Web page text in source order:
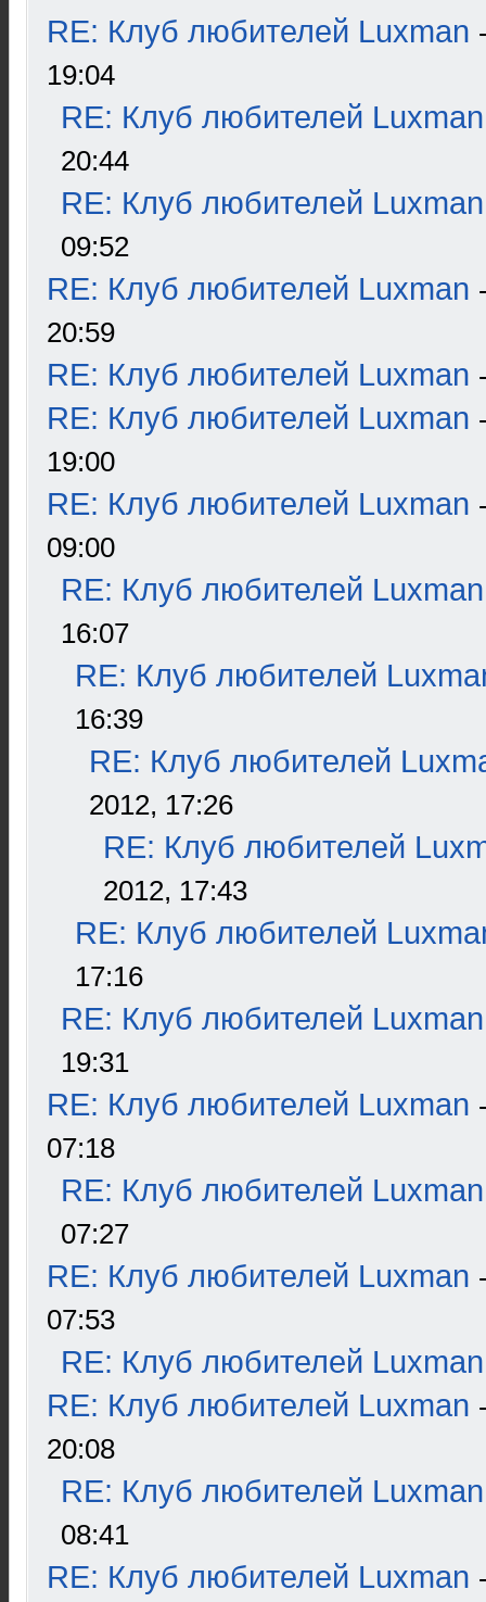
RE: Клуб любителей Luxman
19:04
RE: Клуб любителей Luxman
20:44
RE: Клуб любителей Luxman
09:52
RE: Клуб любителей Luxman
20:59
RE: Клуб любителей Luxman
RE: Клуб любителей Luxman
19:00
RE: Клуб любителей Luxman
09:00
RE: Клуб любителей Luxman
16:07
RE: Клуб любителей
16:39
RE: Клуб любителей
2012, 17:26
RE: Клуб любителей
2012, 17:43
RE: Клуб любителей
17:16
RE: Клуб любителей Luxman
19:31
RE: Клуб любителей Luxman
07:18
RE: Клуб любителей Luxman
07:27
RE: Клуб любителей Luxman
07:53
RE: Клуб любителей Luxman
RE: Клуб любителей Luxman
20:08
RE: Клуб любителей Luxman
08:41
RE: Клуб любителей Luxman